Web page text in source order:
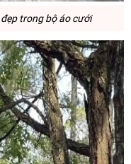
trong bộ áo cưới